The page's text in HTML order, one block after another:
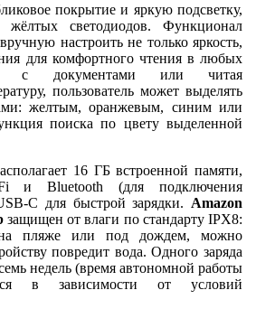
покрытие и яркую подсветку,
светодиодов. Функционал
настроить не только яркость,
для комфортного чтения в любых
с документами или читая
пользователь может выделять
желтым, оранжевым, синим или
поиска по цвету выделенной
16 ГБ встроенной памяти,
и Bluetooth (для подключения
C для быстрой зарядки. Amazon
защищен от влаги по стандарту IPX8:
пляже или под дождем, можно
повредит вода. Одного заряда
недель (время автономной работы
в зависимости от условий